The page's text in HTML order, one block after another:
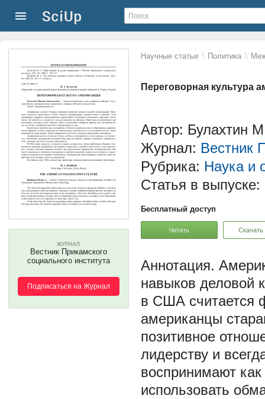
Научные статьи \ Политика \
Переговорная культура
ЖУРНАЛ
Вестник Прикамского
социального института
Подписаться на Журнал
Автор: Булахтин
Журнал: Вестник
Рубрика: Наука и
Статья в выпуске:
Бесплатный доступ
Читать Скачать
навыков деловой
в США считается
американцы
позитивное
лидерству и
воспринимают как
использовать